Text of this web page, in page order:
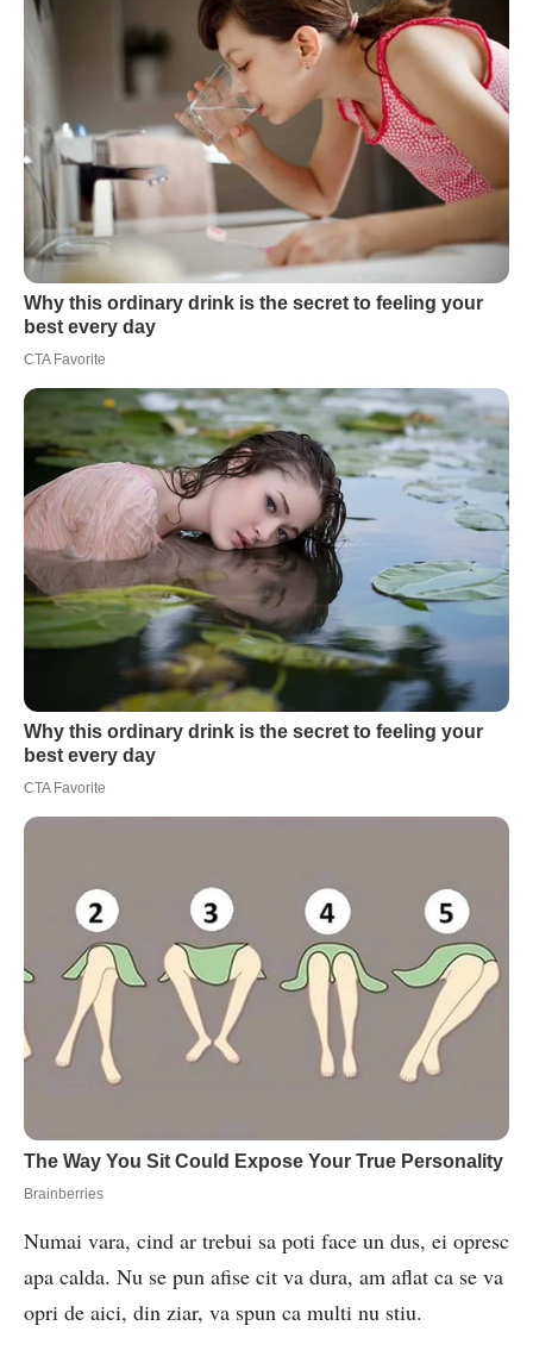
Numai vara, cind ar trebui sa poti face un dus, ei opresc
apa calda. Nu se pun afise cit va dura, am aflat ca se va
opri de aici, din ziar, va spun ca multi nu stiu.